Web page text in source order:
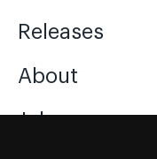
Releases
About
Jobs